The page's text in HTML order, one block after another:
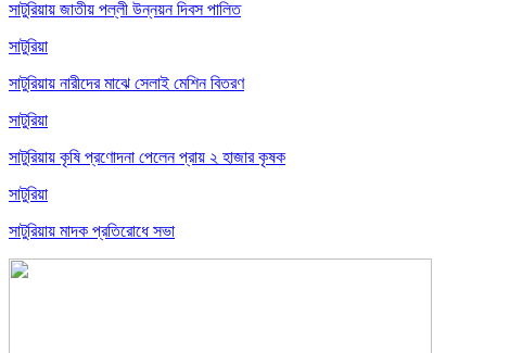
সাটুরিয়ায় জাতীয় পল্লী উন্নয়ন দিবস পালিত
সাটুরিয়া
সাটুরিয়ায় নারীদের মাঝে সেলাই মেশিন বিতরণ
সাটুরিয়া
সাটুরিয়ায় কৃষি প্রণোদনা পেলেন প্রায় ২ হাজার কৃষক
সাটুরিয়া
সাটুরিয়ায় মাদক প্রতিরোধে সভা